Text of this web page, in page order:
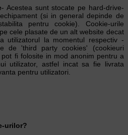
- Acestea sunt stocate pe hard-drive-
(si in general depinde de
pentru cookie). Cookie-urile
cele plasate de un alt website decat
utilizatorul la momentul respectiv -
de 'third party cookies' (cookieuri
fi folosite in mod anonim pentru a
utilizator, astfel incat sa fie livrata
pentru utilizatori.
urilor?